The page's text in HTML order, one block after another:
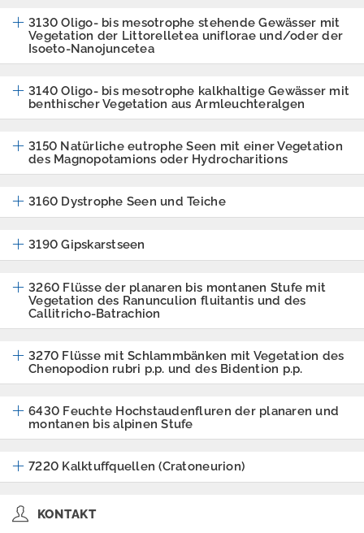
Klimawandel und
Anpassung
Lärm
Nachhaltigkeit /
Indikatoren
Naturschutz -
Artenvielfalt
Aktuelles
Tiere und Pflanzen
biologische Vielfalt
Vogelschutzwarte
3130 Oligo- bis mesotrophe stehende Gewässer mit
Vegetation der Littorelletea uniflorae und/oder der
Isoeto-Nanojuncetea
3140 Oligo- bis mesotrophe kalkhaltige Gewässer mit
benthischer Vegetation aus Armleuchteralgen
3150 Natürliche eutrophe Seen mit einer Vegetation
des Magnopotamions oder Hydrocharitions
3160 Dystrophe Seen und Teiche
3190 Gipskarstseen
3260 Flüsse der planaren bis montanen Stufe mit
Vegetation des Ranunculion fluitantis und des
Callitricho-Batrachion
3270 Flüsse mit Schlammbänken mit Vegetation des
Chenopodion rubri p.p. und des Bidention p.p.
6430 Feuchte Hochstaudenfluren der planaren und
montanen bis alpinen Stufe
7220 Kalktuffquellen (Cratoneurion)
KONTAKT